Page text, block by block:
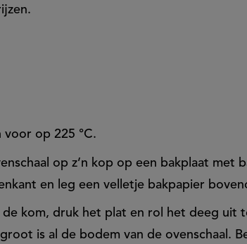
voor op 225 °C.
op z’n kop op een bakplaat met
en leg een velletje bakpapier
de kom, druk het plat en rol het deeg uit
is al de bodem van de ovenschaal.